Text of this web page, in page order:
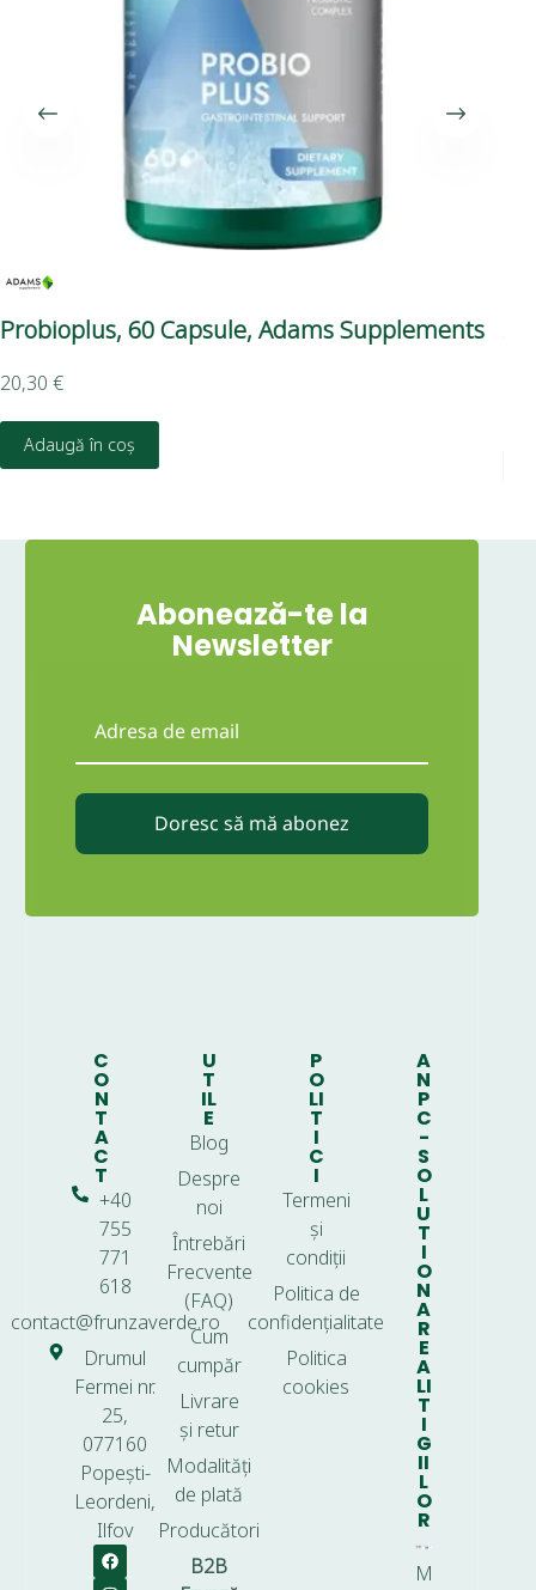
Probioplus, 60 Capsule, Adams Supplements
20,30 €
Adaugă în coș
Abonează-te la
Newsletter
Doresc să mă abonez
C
O
N
T
A
C
T
+40
755
771
618
contact@frunzaverde.ro
Drumul
Fermei nr.
25,
077160
Popești-
Leordeni,
Ilfov
U
T
IL
E
Blog
Despre
noi
Întrebări
Frecvente
(FAQ)
Cum
cumpăr
Livrare
și retur
Modalități
de plată
Producători
B2B
P
O
LI
T
I
C
I
Termeni
și
condiții
Politica de
confidențialitate
Politica
cookies
A
N
P
C
-
S
O
L
U
T
I
O
N
A
R
E
A
LI
T
I
G
II
L
O
R
M